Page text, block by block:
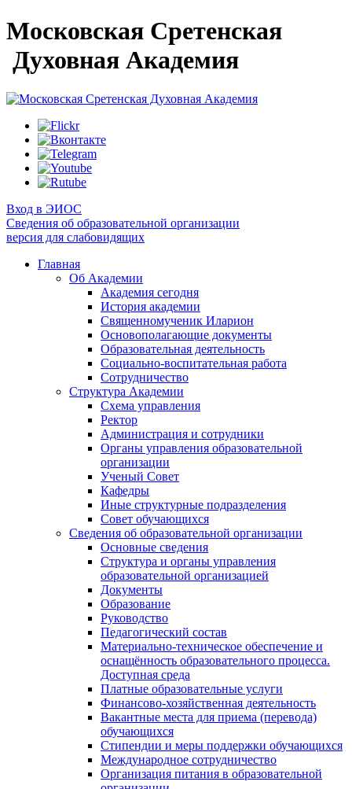
Московская Сретенская
Духовная Академия
Вход в ЭИОС
Сведения об образовательной организации
версия для слабовидящих
Главная
Об Академии
Академия сегодня
История академии
Священномученик Иларион
Основополагающие документы
Образовательная деятельность
Социально-воспитательная работа
Сотрудничество
Структура Академии
Схема управления
Ректор
Администрация и сотрудники
Органы управления образовательной
организации
Ученый Совет
Кафедры
Иные структурные подразделения
Совет обучающихся
Сведения об образовательной организации
Основные сведения
Структура и органы управления
образовательной организацией
Документы
Образование
Руководство
Педагогический состав
Материально-техническое обеспечение и
оснащённость образовательного процесса.
Доступная среда
Платные образовательные услуги
Финансово-хозяйственная деятельность
Вакантные места для приема (перевода)
обучающихся
Стипендии и меры поддержки обучающихся
Международное сотрудничество
Организация питания в образовательной